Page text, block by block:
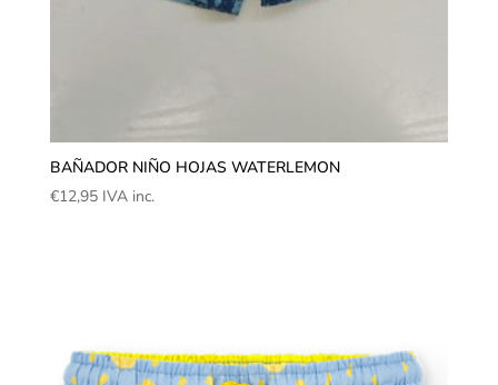
BAÑADOR NIÑO HOJAS WATERLEMON
€12,95 IVA inc.